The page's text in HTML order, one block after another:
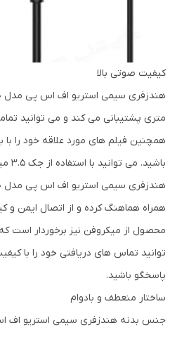
کیفیت صوتی بالا
متری پشتیبانی می کند و می توانید
همچنین فیلم های مورد علاقه خود را با
همراه هماهنگ کرده و از اتصال ایمن و
محصول از میکروفن نیز برخوردار است که
توانید تماس های دریافتی خود را با
پاسخگو باشید.
ساختار منعطف و بادوام